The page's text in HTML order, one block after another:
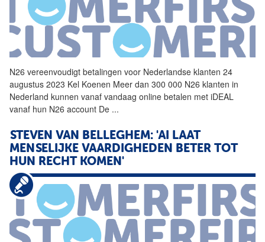
N26 vereenvoudigt betalingen voor Nederlandse klanten 24
augustus 2023 Kel Koenen Meer dan 300 000 N26 klanten in
Nederland kunnen vanaf vandaag online betalen met iDEAL
vanaf hun N26 account De ...
STEVEN VAN BELLEGHEM: 'AI LAAT
MENSELIJKE VAARDIGHEDEN BETER TOT
HUN RECHT KOMEN'